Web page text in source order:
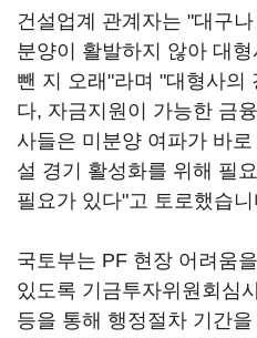
건설업계 관계자는 "대구
분양이 활발하지 않아 대
뺀 지 오래"라며 "대형사의
다, 자금지원이 가능한 금
사들은 미분양 여파가 바
설 경기 활성화를 위해 필
필요가 있다"고 토로했습니
국토부는 PF 현장 어려움
있도록 기금투자위원회심
등을 통해 행정절차 기간